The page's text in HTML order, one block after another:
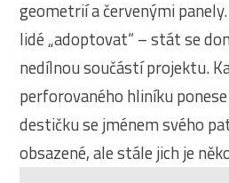
geometrií a červenými
lidé „adoptovat“ – stát se
nedílnou součástí projektu.
perforovaného hliníku
destičku se jménem svého
obsazené, ale stále jich je